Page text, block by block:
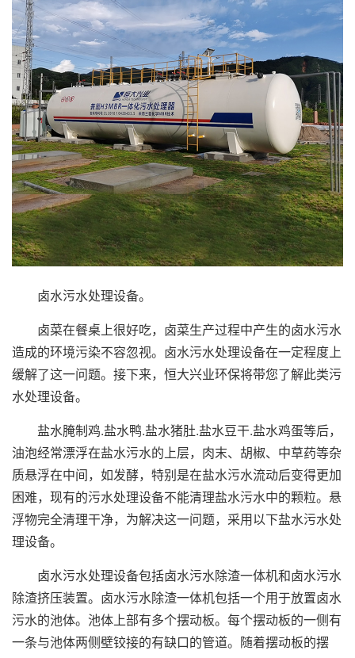
卤水污水处理设备。
卤菜在餐桌上很好吃，卤菜生产过程中产生的卤水污水
造成的环境污染不容忽视。卤水污水处理设备在一定程度上
缓解了这一问题。接下来，恒大兴业环保将带您了解此类污
水处理设备。
盐水腌制鸡.盐水鸭.盐水猪肚.盐水豆干.盐水鸡蛋等后，
油泡经常漂浮在盐水污水的上层，肉末、胡椒、中草药等杂
质悬浮在中间，如发酵，特别是在盐水污水流动后变得更加
困难，现有的污水处理设备不能清理盐水污水中的颗粒。悬
浮物完全清理干净，为解决这一问题，采用以下盐水污水处
理设备。
卤水污水处理设备包括卤水污水除渣一体机和卤水污水
除渣挤压装置。卤水污水除渣一体机包括一个用于放置卤水
污水的池体。池体上部有多个摆动板。每个摆动板的一侧有
一条与池体两侧壁铰接的有缺口的管道。随着摆动板的摆